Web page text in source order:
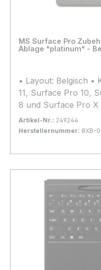
MS Surface Pro
Ablage *platinum* -
• Layout: Belgisch •
11, Surface Pro 10,
8 und Surface Pro X
Schutzhülle
Artikel-Nr.: 249244
Herstellernummer: 8XB-
In den Warenkorb